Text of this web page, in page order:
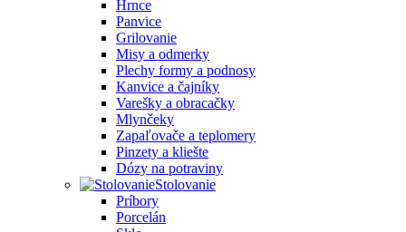
Hrnce
Panvice
Grilovanie
Misy a odmerky
Plechy formy a podnosy
Kanvice a čajníky
Varešky a obracačky
Mlynčeky
Zapaľovače a teplomery
Pinzety a kliešte
Dózy na potraviny
Stolovanie
Príbory
Porcelán